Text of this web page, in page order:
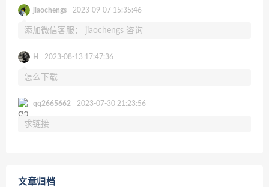
jiaochengs 2023-09-07 15:35:46
添加微信客服： jiaochengs 咨询
H 2023-08-13 17:47:36
怎么下载
qq2665662 2023-07-30 21:23:56
求链接
文章归档